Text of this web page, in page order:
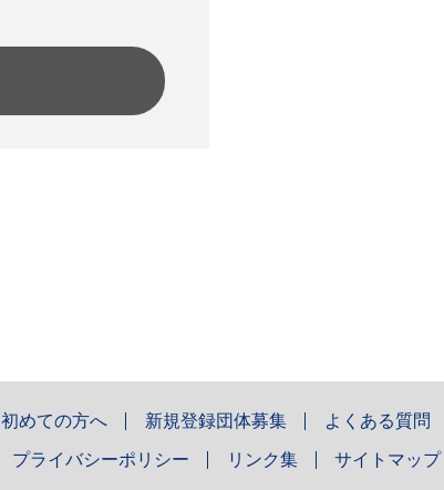
初めての方へ 新規登録団体募集 よくある質問
プライバシーポリシー リンク集 サイトマップ